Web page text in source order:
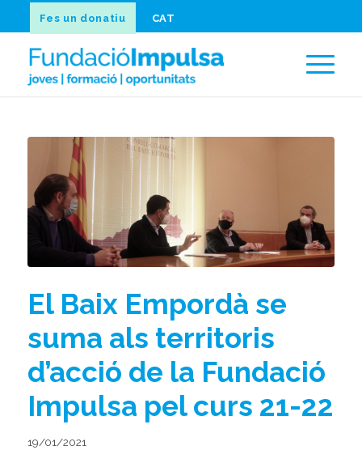
Fes un donatiu CAT
El Baix Empordà se
suma als territoris
d’acció de la Fundació
Impulsa pel curs 21-22
19/01/2021